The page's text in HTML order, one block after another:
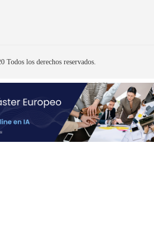
Todos los derechos reservados.